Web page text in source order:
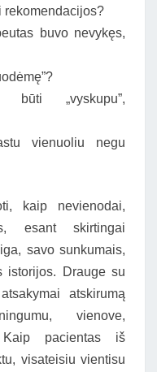
rekomendacijos?
buvo nevykęs,
„vyskupu”,
vienuoliu negu
kaip nevienodai,
esant skirtingai
savo sunkumais,
istorijos. Drauge su
atskirumą
vienove,
Kaip pacientas iš
visateisiu vientisu